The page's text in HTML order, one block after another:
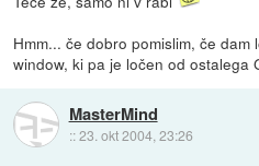
Hmm... če dobro pomislim, če
window, ki pa je ločen od ostalega
MasterMind
::23. okt 2004, 23:26